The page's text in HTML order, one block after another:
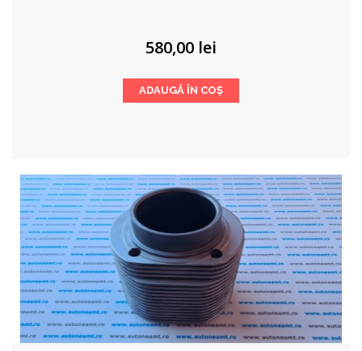
580,00 lei
ADAUGĂ ÎN COȘ